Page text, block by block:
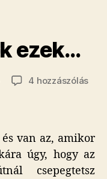
ezek…
4 hozzászólás
van az, amikor
úgy, hogy az
csepegtetsz